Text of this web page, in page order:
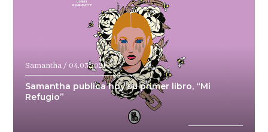
Samantha / 04.03.2021
Samantha publica hoy su primer libro, “Mi
Refugio”